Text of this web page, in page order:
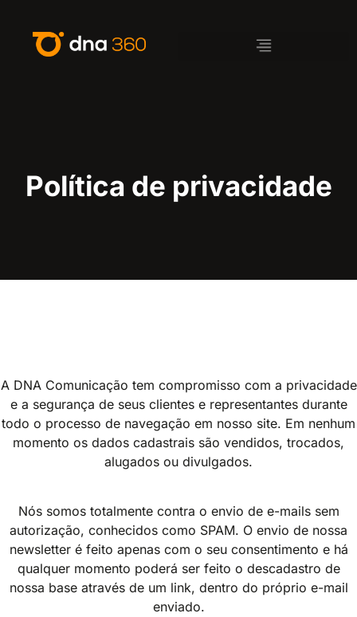
Política de privacidade
A DNA Comunicação tem compromisso com a privacidade
e a segurança de seus clientes e representantes durante
todo o processo de navegação em nosso site. Em nenhum
momento os dados cadastrais são vendidos, trocados,
alugados ou divulgados.
Nós somos totalmente contra o envio de e-mails sem
autorização, conhecidos como SPAM. O envio de nossa
newsletter é feito apenas com o seu consentimento e há
qualquer momento poderá ser feito o descadastro de
nossa base através de um link, dentro do próprio e-mail
enviado.